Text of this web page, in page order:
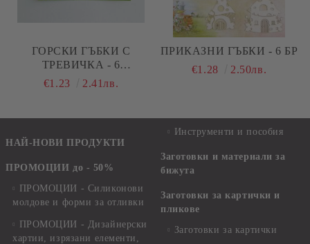
ГОРСКИ ГЪБКИ С
ТРЕВИЧКА - 6
ЕЛЕМЕНТА
€1.23 2.41лв.
ПРИКАЗНИ ГЪБКИ - 6 БР
€1.28
2.50лв.
НАЙ-НОВИ ПРОДУКТИ
ПРОМОЦИИ до - 50%
ПРОМОЦИИ - Силиконови
молдове и форми за отливки
ПРОМОЦИИ - Дизайнерски
хартии, изрязани елементи,
Инструменти и пособия
Заготовки и материали за
бижута
Заготовки за картички и
пликове
Заготовки за картички